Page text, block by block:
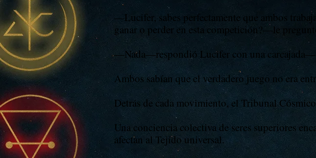
—Lucifer, sabes perfectamente que ambos
ganar o perder en esta competición?—le
—Nada—respondió Lucifer con una
Ambos sabían que el verdadero juego no era
Detrás de cada movimiento, el Tribunal
Una conciencia colectiva de seres superiores
afectan al Tejido universal.